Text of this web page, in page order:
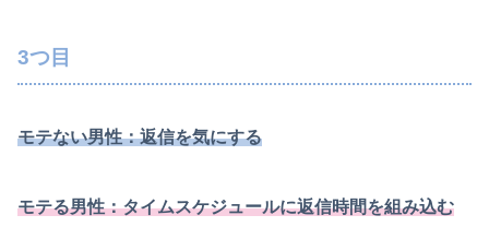
3つ目
モテない男性：返信を気にする
モテる男性：タイムスケジュールに返信時間を組み込む